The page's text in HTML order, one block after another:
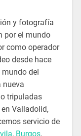
y fotografía
por el mundo
como operador
desde hace
del
nueva
tripuladas
Valladolid,
servicio de
, Burgos,